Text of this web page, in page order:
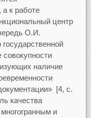
а к работе
центр
О.И.
совокупности
наличие
[4, с.
качества
и